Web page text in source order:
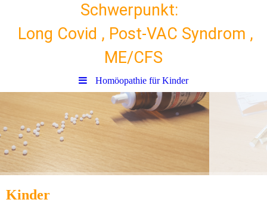
Schwerpunkt:
Long Covid , Post-VAC Syndrom ,
ME/CFS
Homöopathie für Kinder
Kinder